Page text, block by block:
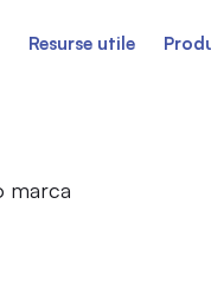
Resurse utile